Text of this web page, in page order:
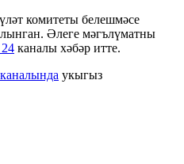
комитеты белешмәсе
Әлеге мәгълүматны
каналы хәбәр итте.
укыгыз